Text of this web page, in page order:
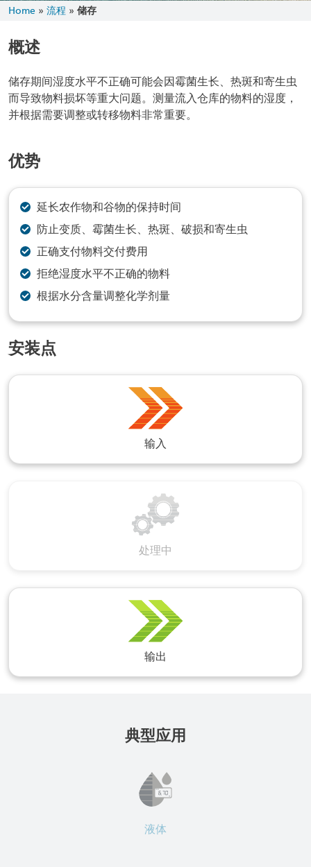
Home » 流程 » 储存
概述
储存期间湿度水平不正确可能会因霉菌生长、热斑和寄生虫
而导致物料损坏等重大问题。测量流入仓库的物料的湿度，
并根据需要调整或转移物料非常重要。
优势
延长农作物和谷物的保持时间
防止变质、霉菌生长、热斑、破损和寄生虫
正确支付物料交付费用
拒绝湿度水平不正确的物料
根据水分含量调整化学剂量
安装点
输入
处理中
输出
典型应用
液体